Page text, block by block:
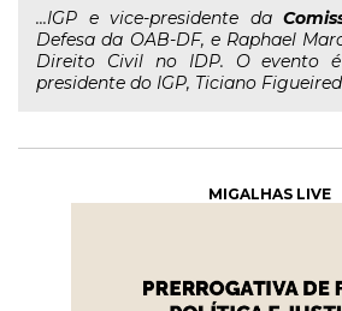
...IGP e vice-presidente da
Defesa da OAB-DF, e Raphael
Direito Civil no IDP. O evento
presidente do IGP, Ticiano
MIGALHAS LIVE